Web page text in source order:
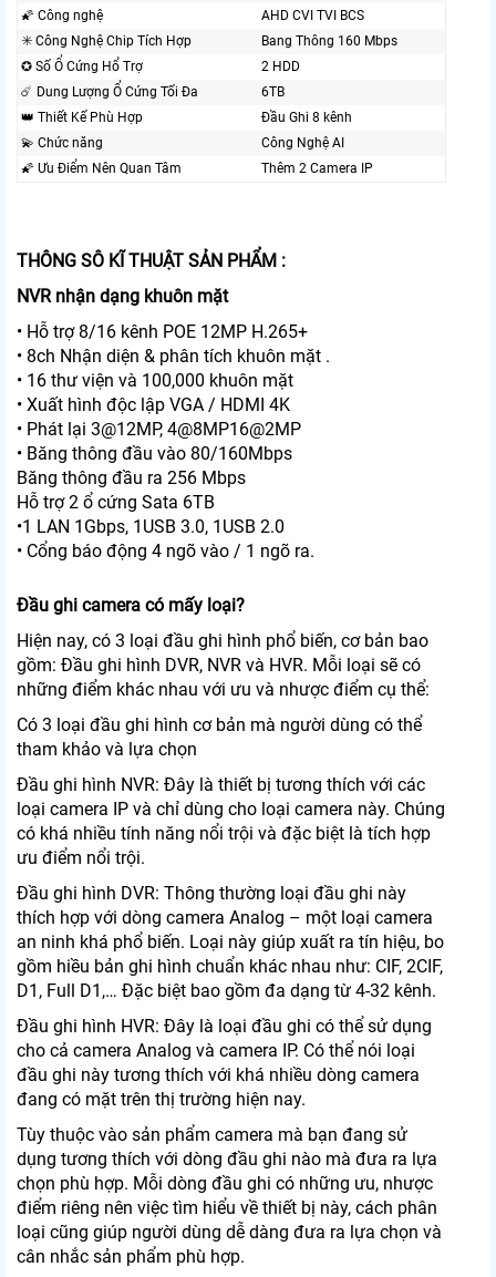
🌠 Công nghệ
AHD CVI TVI BCS
✳️ Công Nghệ Chip Tích Hợp
Bang Thông 160 Mbps
✪ Số Ổ Cứng Hổ Trợ
2 HDD
☄️ Dung Lượng Ổ Cứng Tối Đa
6TB
👑 Thiết Kế Phù Hợp
Đầu Ghi 8 kênh
💫 Chức năng
Công Nghệ AI
🌠 Ưu Điểm Nên Quan Tâm
Thêm 2 Camera IP
THÔNG SÔ KĨ THUẬT SẢN PHẨM :
NVR nhận dạng khuôn mặt
• Hỗ trợ 8/16 kênh POE 12MP H.265+
• 8ch Nhận diện & phân tích khuôn mặt .
• 16 thư viện và 100,000 khuôn mặt
• Xuất hình độc lập VGA / HDMI 4K
• Phát lại 3@12MP, 4@8MP16@2MP
• Băng thông đầu vào 80/160Mbps
Băng thông đầu ra 256 Mbps
Hỗ trợ 2 ổ cứng Sata 6TB
•1 LAN 1Gbps, 1USB 3.0, 1USB 2.0
• Cổng báo động 4 ngõ vào / 1 ngõ ra.
Đầu ghi camera có mấy loại?
Hiện nay, có 3 loại đầu ghi hình phổ biến, cơ bản bao
gồm: Đầu ghi hình DVR, NVR và HVR. Mỗi loại sẽ có
những điểm khác nhau với ưu và nhược điểm cụ thể:
Có 3 loại đầu ghi hình cơ bản mà người dùng có thể
tham khảo và lựa chọn
Đầu ghi hình NVR: Đây là thiết bị tương thích với các
loại camera IP và chỉ dùng cho loại camera này. Chúng
có khá nhiều tính năng nổi trội và đặc biệt là tích hợp
ưu điểm nổi trội.
Đầu ghi hình DVR: Thông thường loại đầu ghi này
thích hợp với dòng camera Analog – một loại camera
an ninh khá phổ biến. Loại này giúp xuất ra tín hiệu, bo
gồm hiều bản ghi hình chuẩn khác nhau như: CIF, 2CIF,
D1, Full D1,… Đặc biệt bao gồm đa dạng từ 4-32 kênh.
Đầu ghi hình HVR: Đây là loại đầu ghi có thể sử dụng
cho cả camera Analog và camera IP. Có thể nói loại
đầu ghi này tương thích với khá nhiều dòng camera
đang có mặt trên thị trường hiện nay.
Tùy thuộc vào sản phẩm camera mà bạn đang sử
dụng tương thích với dòng đầu ghi nào mà đưa ra lựa
chọn phù hợp. Mỗi dòng đầu ghi có những ưu, nhược
điểm riêng nên việc tìm hiểu về thiết bị này, cách phân
loại cũng giúp người dùng dễ dàng đưa ra lựa chọn và
cân nhắc sản phẩm phù hợp.